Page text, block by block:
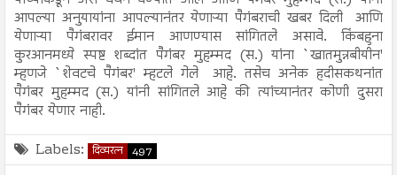
आपल्या अनुयायांना आपल्यानंतर येणाऱ्या पैगंबराची खबर दिली आणि
येणाऱ्या पैगंबरावर ईमान आणण्यास सांगितले असावे. किंबहुना
कुरआनमध्ये स्पष्ट शब्दांत पैगंबर मुहम्मद (स.) यांना `खातमुन्नबीयीन'
म्हणजे `शेवटचे पैगंबर' म्हटले गेले आहे. तसेच अनेक हदीसकथनांत
पैगंबर मुहम्मद (स.) यांनी सांगितले आहे की त्यांच्यानंतर कोणी दुसरा
पैगंबर येणार नाही.
Labels: दिव्यरत्न 497